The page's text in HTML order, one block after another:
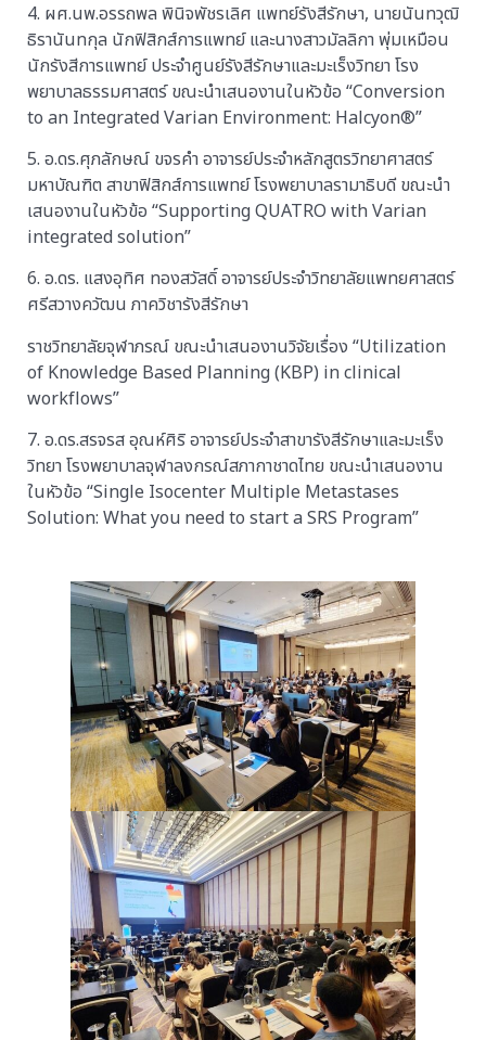
4. ผศ.นพ.อรรถพล พินิจพัชรเลิศ แพทย์รังสีรักษา, นายนันทวุฒิ
ธิรานันทกุล นักฟิสิกส์การแพทย์ และนางสาวมัลลิกา พุ่มเหมือน
นักรังสีการแพทย์ ประจำศูนย์รังสีรักษาและมะเร็งวิทยา โรง
พยาบาลธรรมศาสตร์ ขณะนำเสนองานในหัวข้อ “Conversion
to an Integrated Varian Environment: Halcyon®”
5. อ.ดร.ศุภลักษณ์ ขจรคำ อาจารย์ประจำหลักสูตรวิทยาศาสตร์
มหาบัณฑิต สาขาฟิสิกส์การแพทย์ โรงพยาบาลรามาธิบดี ขณะนำ
เสนองานในหัวข้อ “Supporting QUATRO with Varian
integrated solution”
6. อ.ดร. แสงอุทิศ ทองสวัสดิ์ อาจารย์ประจำวิทยาลัยแพทยศาสตร์
ศรีสวางควัฒน ภาควิชารังสีรักษา
ราชวิทยาลัยจุฬาภรณ์ ขณะนำเสนองานวิจัยเรื่อง “Utilization
of Knowledge Based Planning (KBP) in clinical
workflows”
7. อ.ดร.สรจรส อุณห์ศิริ อาจารย์ประจำสาขารังสีรักษาและมะเร็ง
วิทยา โรงพยาบาลจุฬาลงกรณ์สภากาชาดไทย ขณะนำเสนองาน
ในหัวข้อ “Single Isocenter Multiple Metastases
Solution: What you need to start a SRS Program”